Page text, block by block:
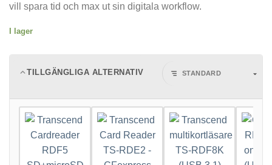
vill spara tid och max ut sin digitala workflow.
I lager
TILLGÄNGLIGA ALTERNATIV